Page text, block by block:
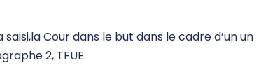
Cour dans le but dans le cadre d’un un
2, TFUE.